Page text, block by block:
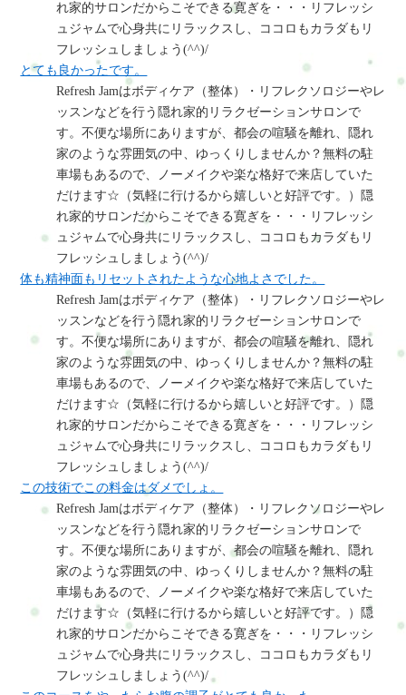
れ家的サロンだからこそできる寛ぎを・・・リフレッシ
ュジャムで心身共にリラックスし、ココロもカラダもリ
フレッシュしましょう(^^)/
とても良かったです。
Refresh Jamはボディケア（整体）・リフレクソロジーやレ
ッスンなどを行う隠れ家的リラクゼーションサロンで
す。不便な場所にありますが、都会の喧騒を離れ、隠れ
家のような雰囲気の中、ゆっくりしませんか？無料の駐
車場もあるので、ノーメイクや楽な格好で来店していた
だけます☆（気軽に行けるから嬉しいと好評です。）隠
れ家的サロンだからこそできる寛ぎを・・・リフレッシ
ュジャムで心身共にリラックスし、ココロもカラダもリ
フレッシュしましょう(^^)/
体も精神面もリセットされたような心地よさでした。
Refresh Jamはボディケア（整体）・リフレクソロジーやレ
ッスンなどを行う隠れ家的リラクゼーションサロンで
す。不便な場所にありますが、都会の喧騒を離れ、隠れ
家のような雰囲気の中、ゆっくりしませんか？無料の駐
車場もあるので、ノーメイクや楽な格好で来店していた
だけます☆（気軽に行けるから嬉しいと好評です。）隠
れ家的サロンだからこそできる寛ぎを・・・リフレッシ
ュジャムで心身共にリラックスし、ココロもカラダもリ
フレッシュしましょう(^^)/
この技術でこの料金はダメでしょ。
Refresh Jamはボディケア（整体）・リフレクソロジーやレ
ッスンなどを行う隠れ家的リラクゼーションサロンで
す。不便な場所にありますが、都会の喧騒を離れ、隠れ
家のような雰囲気の中、ゆっくりしませんか？無料の駐
車場もあるので、ノーメイクや楽な格好で来店していた
だけます☆（気軽に行けるから嬉しいと好評です。）隠
れ家的サロンだからこそできる寛ぎを・・・リフレッシ
ュジャムで心身共にリラックスし、ココロもカラダもリ
フレッシュしましょう(^^)/